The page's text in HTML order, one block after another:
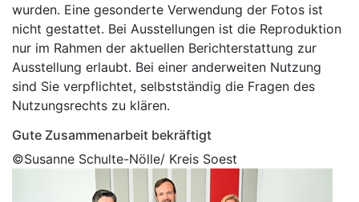
wurden. Eine gesonderte Verwendung der Fotos ist
nicht gestattet. Bei Ausstellungen ist die Reproduktion
nur im Rahmen der aktuellen Berichterstattung zur
Ausstellung erlaubt. Bei einer anderweiten Nutzung
sind Sie verpflichtet, selbstständig die Fragen des
Nutzungsrechts zu klären.
Gute Zusammenarbeit bekräftigt
©Susanne Schulte-Nölle/ Kreis Soest